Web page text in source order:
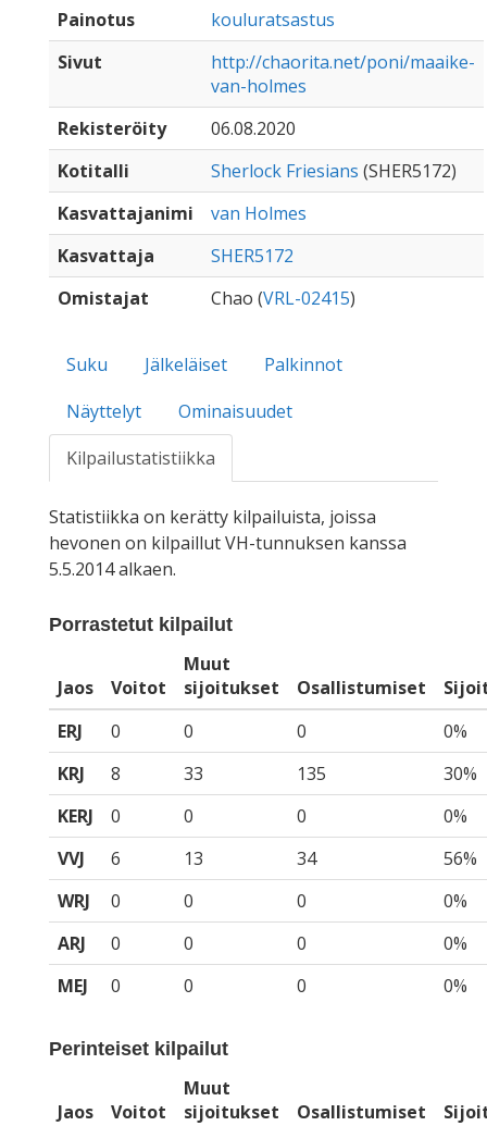
Painotus
kouluratsastus
Sivut
http://chaorita.net/poni/maaike-
van-holmes
Rekisteröity
06.08.2020
Kotitalli
Sherlock Friesians (SHER5172)
Kasvattajanimi
van Holmes
Kasvattaja
SHER5172
Omistajat
Chao (VRL-02415)
Suku Jälkeläiset
Palkinnot
Näyttelyt
Ominaisuudet
Kilpailustatistiikka
Statistiikka on kerätty kilpailuista, joissa
hevonen on kilpaillut VH-tunnuksen kanssa
5.5.2014 alkaen.
Porrastetut kilpailut
Jaos Voitot
Muut
sijoitukset
Osallistumiset
ERJ
0 0 0
0%
KRJ
8 33 135
30%
KERJ
0 0 0
0%
VVJ
6 13 34
56%
WRJ
0 0 0
0%
ARJ
0 0 0
0%
MEJ
0 0 0 0%
Perinteiset kilpailut
Jaos Voitot
Muut
sijoitukset
Osallistumiset